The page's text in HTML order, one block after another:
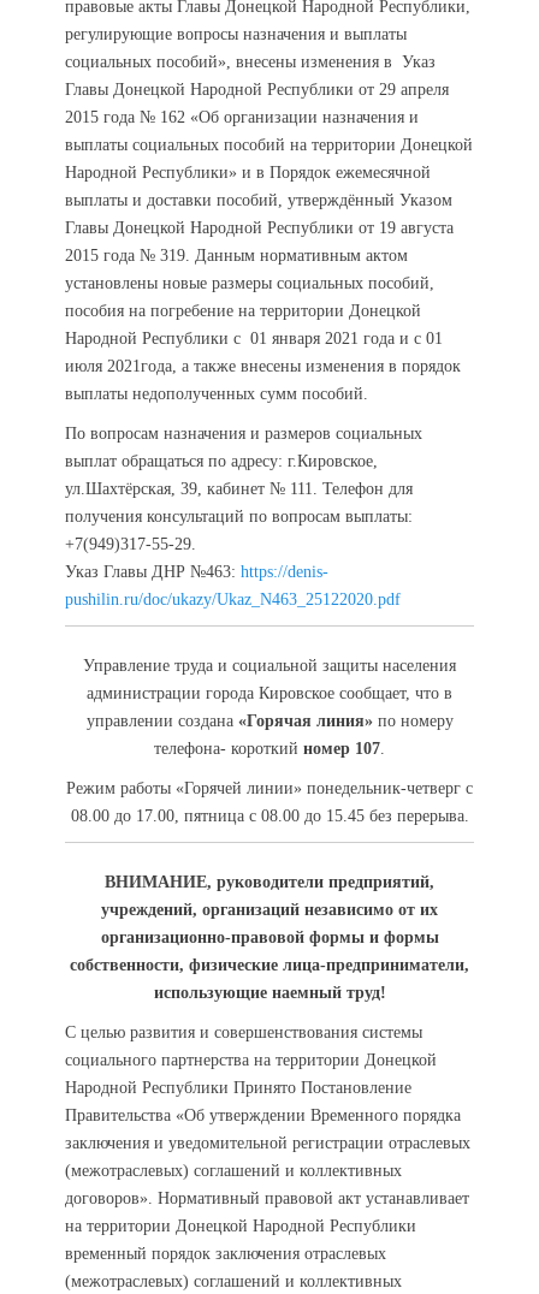
правовые акты Главы Донецкой Народной Республики,
регулирующие вопросы назначения и выплаты
социальных пособий», внесены изменения в Указ
Главы Донецкой Народной Республики от 29 апреля
2015 года № 162 «Об организации назначения и
выплаты социальных пособий на территории Донецкой
Народной Республики» и в Порядок ежемесячной
выплаты и доставки пособий, утверждённый Указом
Главы Донецкой Народной Республики от 19 августа
2015 года № 319. Данным нормативным актом
установлены новые размеры социальных пособий,
пособия на погребение на территории Донецкой
Народной Республики с 01 января 2021 года и с 01
июля 2021года, а также внесены изменения в порядок
выплаты недополученных сумм пособий.
По вопросам назначения и размеров социальных
выплат обращаться по адресу: г.Кировское,
ул.Шахтёрская, 39, кабинет № 111. Телефон для
получения консультаций по вопросам выплаты:
+7(949)317-55-29.
Указ Главы ДНР №463: https://denis-
pushilin.ru/doc/ukazy/Ukaz_N463_25122020.pdf
Управление труда и социальной защиты населения
администрации города Кировское сообщает, что в
управлении создана «Горячая линия»по номеру
телефона- короткий номер 107.
Режим работы «Горячей линии» понедельник-четверг с
08.00 до 17.00, пятница с 08.00 до 15.45 без перерыва.
ВНИМАНИЕ, руководители предприятий,
учреждений, организаций независимо от их
организационно-правовой формы и формы
собственности, физические лица-предприниматели,
использующие наемный труд!
С целью развития и совершенствования системы
социального партнерства на территории Донецкой
Народной Республики Принято Постановление
Правительства «Об утверждении Временного порядка
заключения и уведомительной регистрации отраслевых
(межотраслевых) соглашений и коллективных
договоров». Нормативный правовой акт устанавливает
на территории Донецкой Народной Республики
временный порядок заключения отраслевых
(межотраслевых) соглашений и коллективных